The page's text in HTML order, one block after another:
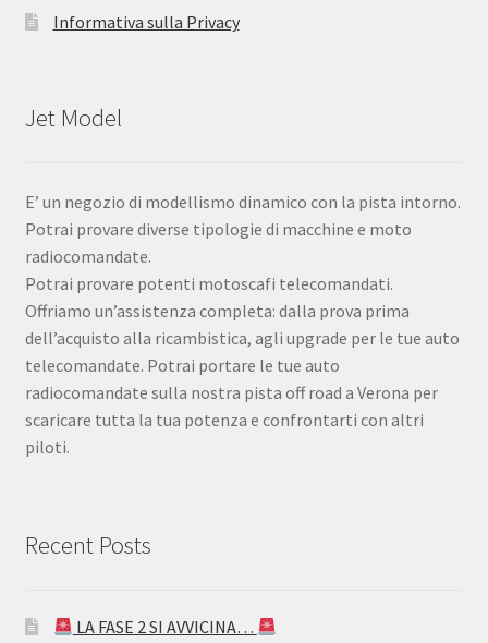
Informativa sulla Privacy
Jet Model
E’ un negozio di modellismo dinamico con la pista intorno.
Potrai provare diverse tipologie di macchine e moto
radiocomandate.
Potrai provare potenti motoscafi telecomandati.
Offriamo un’assistenza completa: dalla prova prima
dell’acquisto alla ricambistica, agli upgrade per le tue auto
telecomandate. Potrai portare le tue auto
radiocomandate sulla nostra pista off road a Verona per
scaricare tutta la tua potenza e confrontarti con altri
piloti.
Recent Posts
LA FASE 2 SI AVVICINA…